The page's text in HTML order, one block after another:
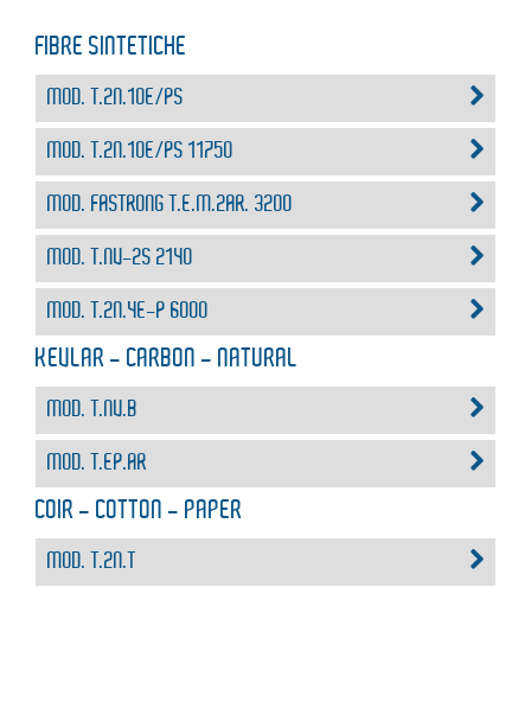
FIBRE SINTETICHE
MOD. T.2N.10E/PS
MOD. T.2N.10E/PS 11750
MOD. FASTRONG T.E.M.2AR. 3200
MOD. T.NV-2S 2140
MOD. T.2N.4E-P 6000
KEVLAR - CARBON - NATURAL
MOD. T.NV.B
MOD. T.EP.AR
COIR - COTTON - PAPER
MOD. T.2N.T